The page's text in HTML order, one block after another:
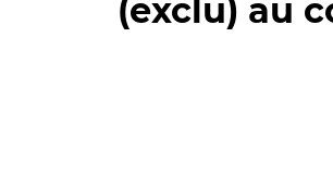
(exclu) au